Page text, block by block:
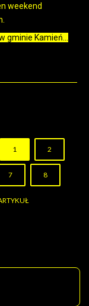
weekend
gminie Kamień...
1 2
7 8